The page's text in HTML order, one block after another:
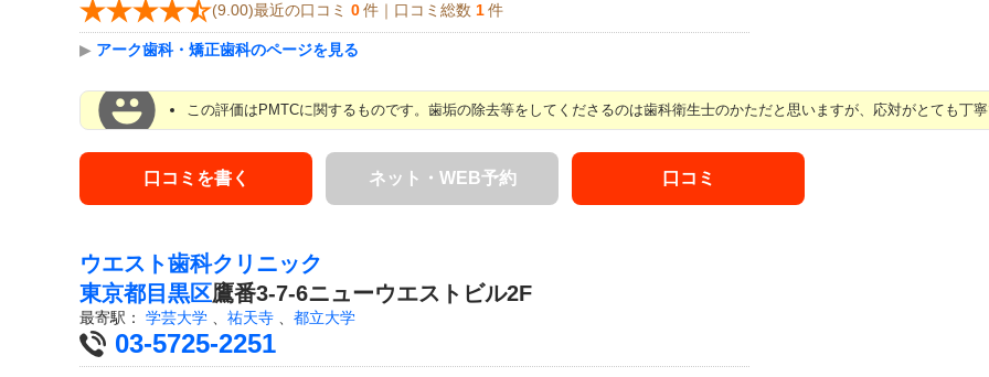
(9.00)最近の口コミ 0 件｜口コミ総数 1 件
▶ アーク歯科・矯正歯科のページを見る
この評価はPMTCに関するものです。歯垢の除去等をしてくださるのは歯科衛生士のかただと思いますが、応対がとても丁
口コミを書く ネット・WEB予約 口コミ
ウエスト歯科クリニック
東京都目黒区鷹番3-7-6ニューウエストビル2F
最寄駅： 学芸大学 、 祐天寺 、 都立大学
03-5725-2251